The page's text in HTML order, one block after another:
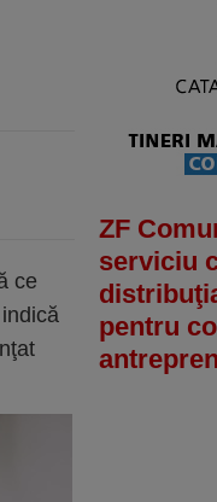
ce
ZF
serviciu
pentru